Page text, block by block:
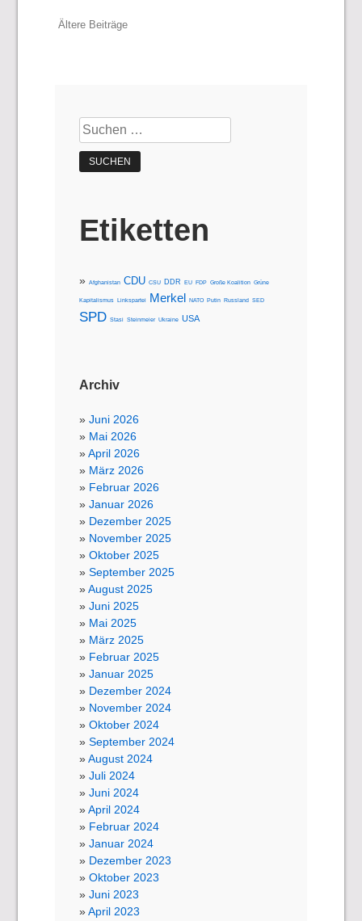
Beitragsnavigation
Ältere Beiträge
Suchen
nach:
Etiketten
Afghanistan CDU CSU DDR EU FDP Große Koalition Grüne
Kapitalismus Linkspartei Merkel NATO Putin Russland SED
SPD Stasi Steinmeier Ukraine USA
Archiv
Juni 2026
Mai 2026
April 2026
März 2026
Februar 2026
Januar 2026
Dezember 2025
November 2025
Oktober 2025
September 2025
August 2025
Juni 2025
Mai 2025
März 2025
Februar 2025
Januar 2025
Dezember 2024
November 2024
Oktober 2024
September 2024
August 2024
Juli 2024
Juni 2024
April 2024
Februar 2024
Januar 2024
Dezember 2023
Oktober 2023
Juni 2023
April 2023